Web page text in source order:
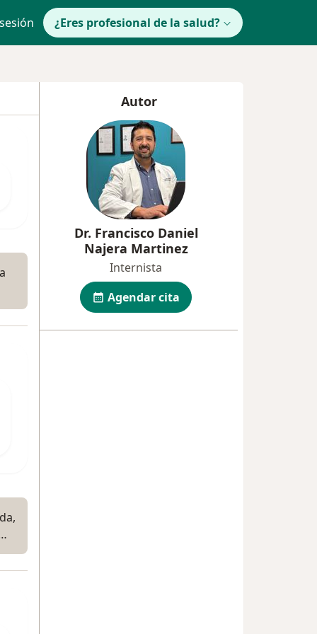
¿Eres profesional de la salud?
Autor
Dr. Francisco Daniel
Najera Martinez
Internista
Agendar cita